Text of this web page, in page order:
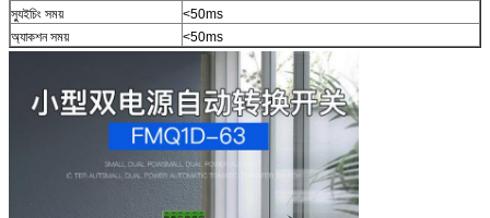
স্যুইচিং সময়
<50ms
অ্যাকশন সময়
<50ms